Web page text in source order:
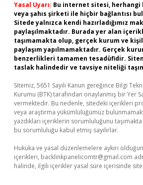
Yasal Uyarı: Bu internet sitesi, herhangi
veya şahıs şirketi ile hiçbir bağlantısı
Sitede yalnızca kendi hazırladığımız
paylaşılmaktadır. Burada yer alan
taşımamakta olup, gerçek kurum ve
paylaşım yapılmamaktadır. Gerçek
benzerlikleri tamamen tesadüfidir.
taslak halindedir ve tavsiye niteliği
Sitemiz, 5651 Sayılı Kanun gereğince Bilgi
Kurumu (BTK) tarafından onaylanmış bir Yer
vermektedir. Bu nedenle, sitedeki içerikleri
veya araştırma yükümlülüğümüz
yazdıkları içeriklerin sorumluluğunu
bu sorumluluğu kabul etmiş sayılırlar.
Hukuka ve yasal düzenlemelere aykırı
içerikleri, backlinkpanelicomtr@gmail.com
halinde, ilgili içerikler yasal süre içerisinde